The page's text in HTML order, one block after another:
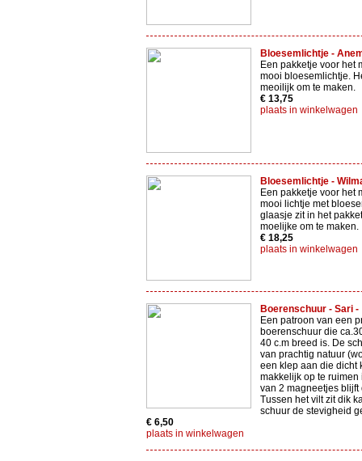
Bloesemlichtje -
Een pakketje voor het
mooi bloesemlichtje.
meoilijk om te maken.
€ 13,75
plaats in winkelwagen
Bloesemlichtje -
Een pakketje voor het
mooi lichtje met
glaasje zit in het
moelijke om te maken.
€ 18,25
plaats in winkelwagen
Boerenschuur - Sari -
Een patroon van een
boerenschuur die
40 c.m breed is. De
van prachtig natuur
een klep aan die dicht
makkelijk op te ruimen
van 2 magneetjes blijft
Tussen het vilt zit dik
schuur de stevigheid
€ 6,50
plaats in winkelwagen